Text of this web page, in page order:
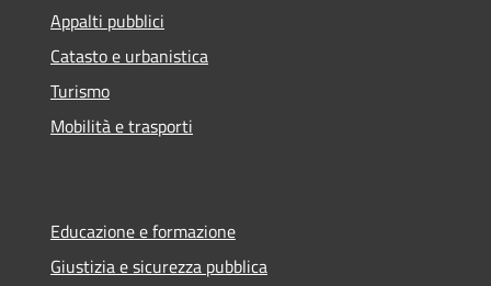
Appalti pubblici
Catasto e urbanistica
Turismo
Mobilità e trasporti
Educazione e formazione
Giustizia e sicurezza pubblica